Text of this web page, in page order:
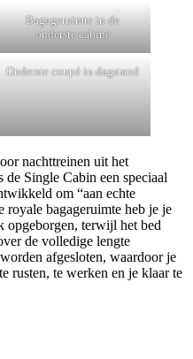
Bagageruimte in de
onderste cabine
Onderste coupé in dagstand
nachttreinen uit het
de Single Cabin een speciaal
om “aan echte
royale bagageruimte heb je je
opgeborgen, terwijl het bed
de volledige lengte
afgesloten, waardoor je
rusten, te werken en je klaar te